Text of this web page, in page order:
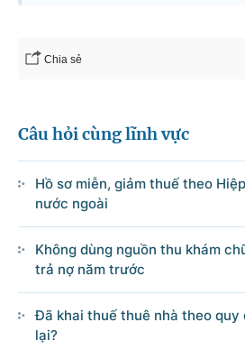
Chia sẻ
Câu hỏi cùng lĩnh vực
Hồ sơ miễn, giảm thuế theo
nước ngoài
Không dùng nguồn thu khám
trả nợ năm trước
Đã khai thuế thuê nhà theo quy
lại?